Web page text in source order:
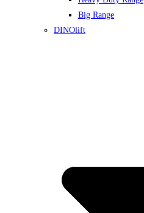
Big Range
DINOlift